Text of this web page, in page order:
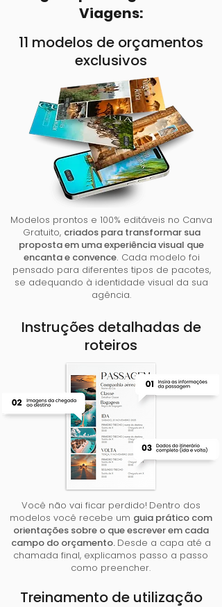
Viagens:
11 modelos de orçamentos
exclusivos
Modelos prontos e 100% editáveis no Canva
Gratuito, criados para transformar sua
proposta em uma experiência visual que
encanta e convence. Cada modelo foi
pensado para diferentes tipos de pacotes,
se adequando à identidade visual da sua
agência.
Instruções detalhadas de
roteiros
Você não vai ficar perdido! Dentro dos
modelos você recebe um guia prático com
orientações sobre o que escrever em cada
campo do orçamento. Desde a capa até a
chamada final, explicamos passo a passo
como preencher.
Treinamento de utilização